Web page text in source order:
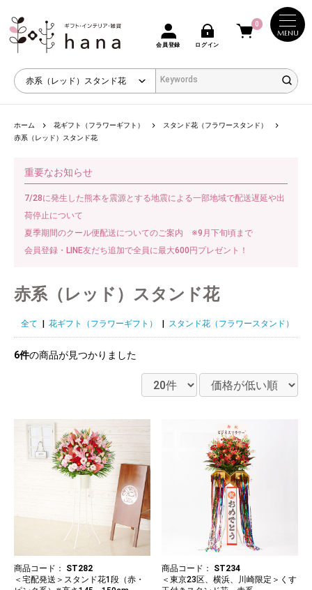
MENU
会員登録 ログイン
0
ホーム 花ギフト（フラワーギフト）
スタンド花（フラワースタンド）
赤系（レッド）スタンド花
重要なお知らせ
7/28に発生した熊本を震源とする地震による一部地域で配送遅延や出
荷停止について
夏季期間のクール便配送についてのご案内 ※9月下旬頃まで
会員登録・LINE友だち追加で全員に最大600円プレゼント！
赤系（レッド）スタンド花
全て 花ギフト（フラワーギフト） スタンド花（フラワースタンド）
6件の商品が見つかりました
商品コード： ST282
＜宅配発送＞スタンド花1段（赤・
商品コード： ST234
＜東京23区、横浜、川崎限定＞くす